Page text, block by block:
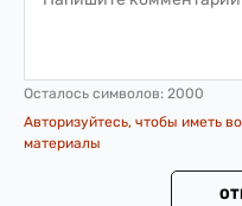
Осталось символов: 2000
Авторизуйтесь, чтобы иметь
материалы